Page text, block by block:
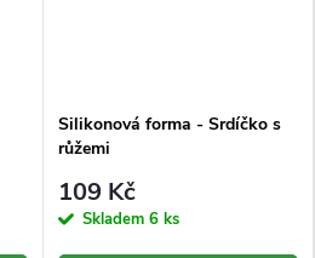
Silikonová forma - Srdíčko s
růžemi
109 Kč
Skladem 6 ks